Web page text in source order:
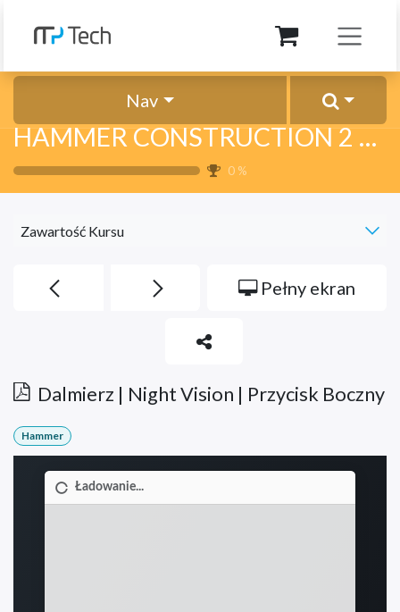
Nav
HAMMER CONSTRUCTION 2 THERMAL 5G
0 %
Zawartość Kursu
Dalmierz | Night Vision | Przycisk Boczny
Pełny ekran
Hammer